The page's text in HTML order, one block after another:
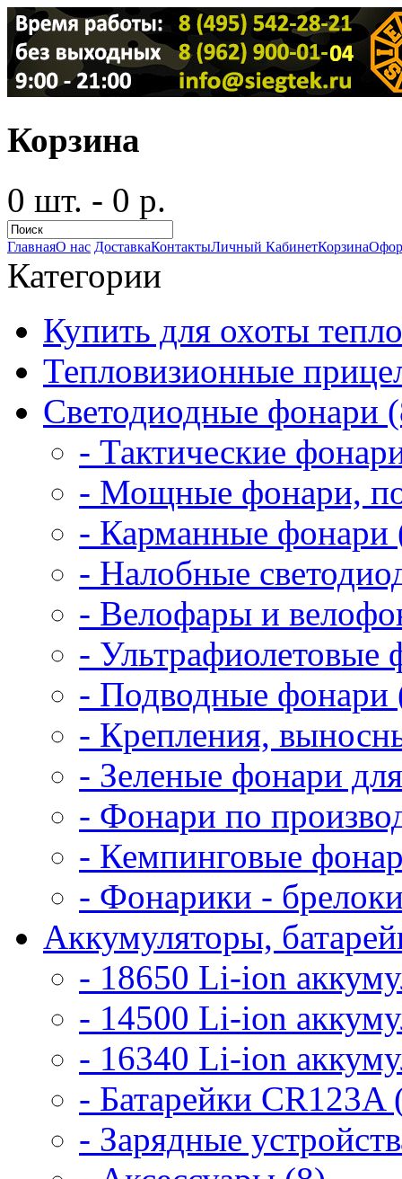
Корзина
0 шт. - 0 р.
ГлавнаяО нас ДоставкаКонтактыЛичный КабинетКорзина
Категории
Купить для охоты
Тепловизионные
Светодиодные фонари
- Тактические
- Мощные фонари,
- Карманные фонари
- Налобные
- Велофары и
- Ультрафиолетовые
- Подводные фонари
- Крепления,
- Зеленые фонари
- Фонари по
- Кемпинговые
- Фонарики -
Аккумуляторы,
- 18650 Li-ion
- 14500 Li-ion
- 16340 Li-ion
- Батарейки CR123A
- Зарядные